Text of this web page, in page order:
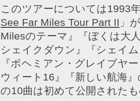
このツアーについては1993
See Far Miles Tour Part II 」
Milesのテーマ』『ぼくは大
シェイクダウン』『シェイ
『ボヘミアン・グレイブヤ
ウィート16』『新しい航海
の10曲は初めて公開された